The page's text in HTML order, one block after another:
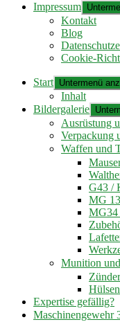
Impressum
Kontakt
Blog
Cookie-
Start Untermenü
Inhalt
Bildergalerie
Ausrüstung
Verpackung
Waffen und
G43 /
MG
MG34
Munition
Zünder
Expertise gefällig?
Maschinengewehr